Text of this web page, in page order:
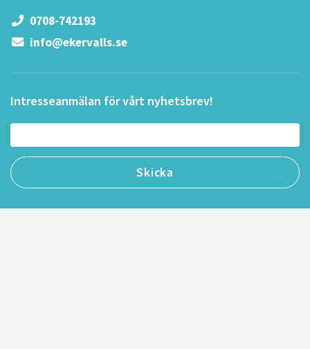
0708-742193
info@ekervalls.se
Intresseanmälan för vårt nyhetsbrev!